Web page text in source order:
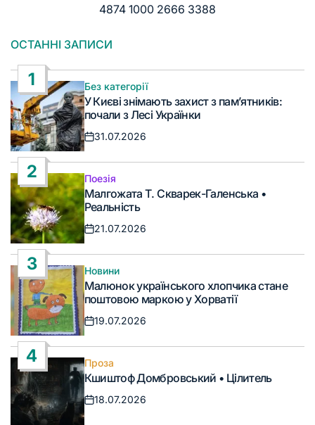
4874 1000 2666 3388
ОСТАННІ ЗАПИСИ
1
Опублікувати
у
Без категорії
У Києві знімають захист з пам’ятників:
почали з Лесі Українки
Дата
31.07.2026
2
Опублікувати
у
Поезія
Малгожата Т. Скварек-Галенська •
Реальність
Дата
21.07.2026
3
Опублікувати
у
Новини
Малюнок українського хлопчика стане
поштовою маркою у Хорватії
Дата
19.07.2026
4
Опублікувати
у
Проза
Кшиштоф Домбровський • Цілитель
Дата
запису
18.07.2026